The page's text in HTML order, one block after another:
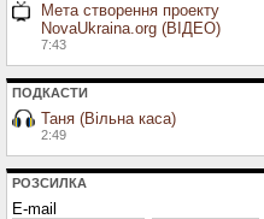
Мета створення проекту
NovaUkraina.org (ВІДЕО)
7:43
ПОДКАСТИ
Таня (Вільна каса)
2:49
РОЗСИЛКА
E-mail